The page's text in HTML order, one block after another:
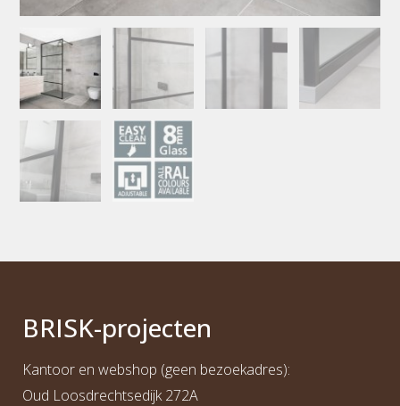
BRISK-projecten
Kantoor en webshop (geen bezoekadres):
Oud Loosdrechtsedijk 272A